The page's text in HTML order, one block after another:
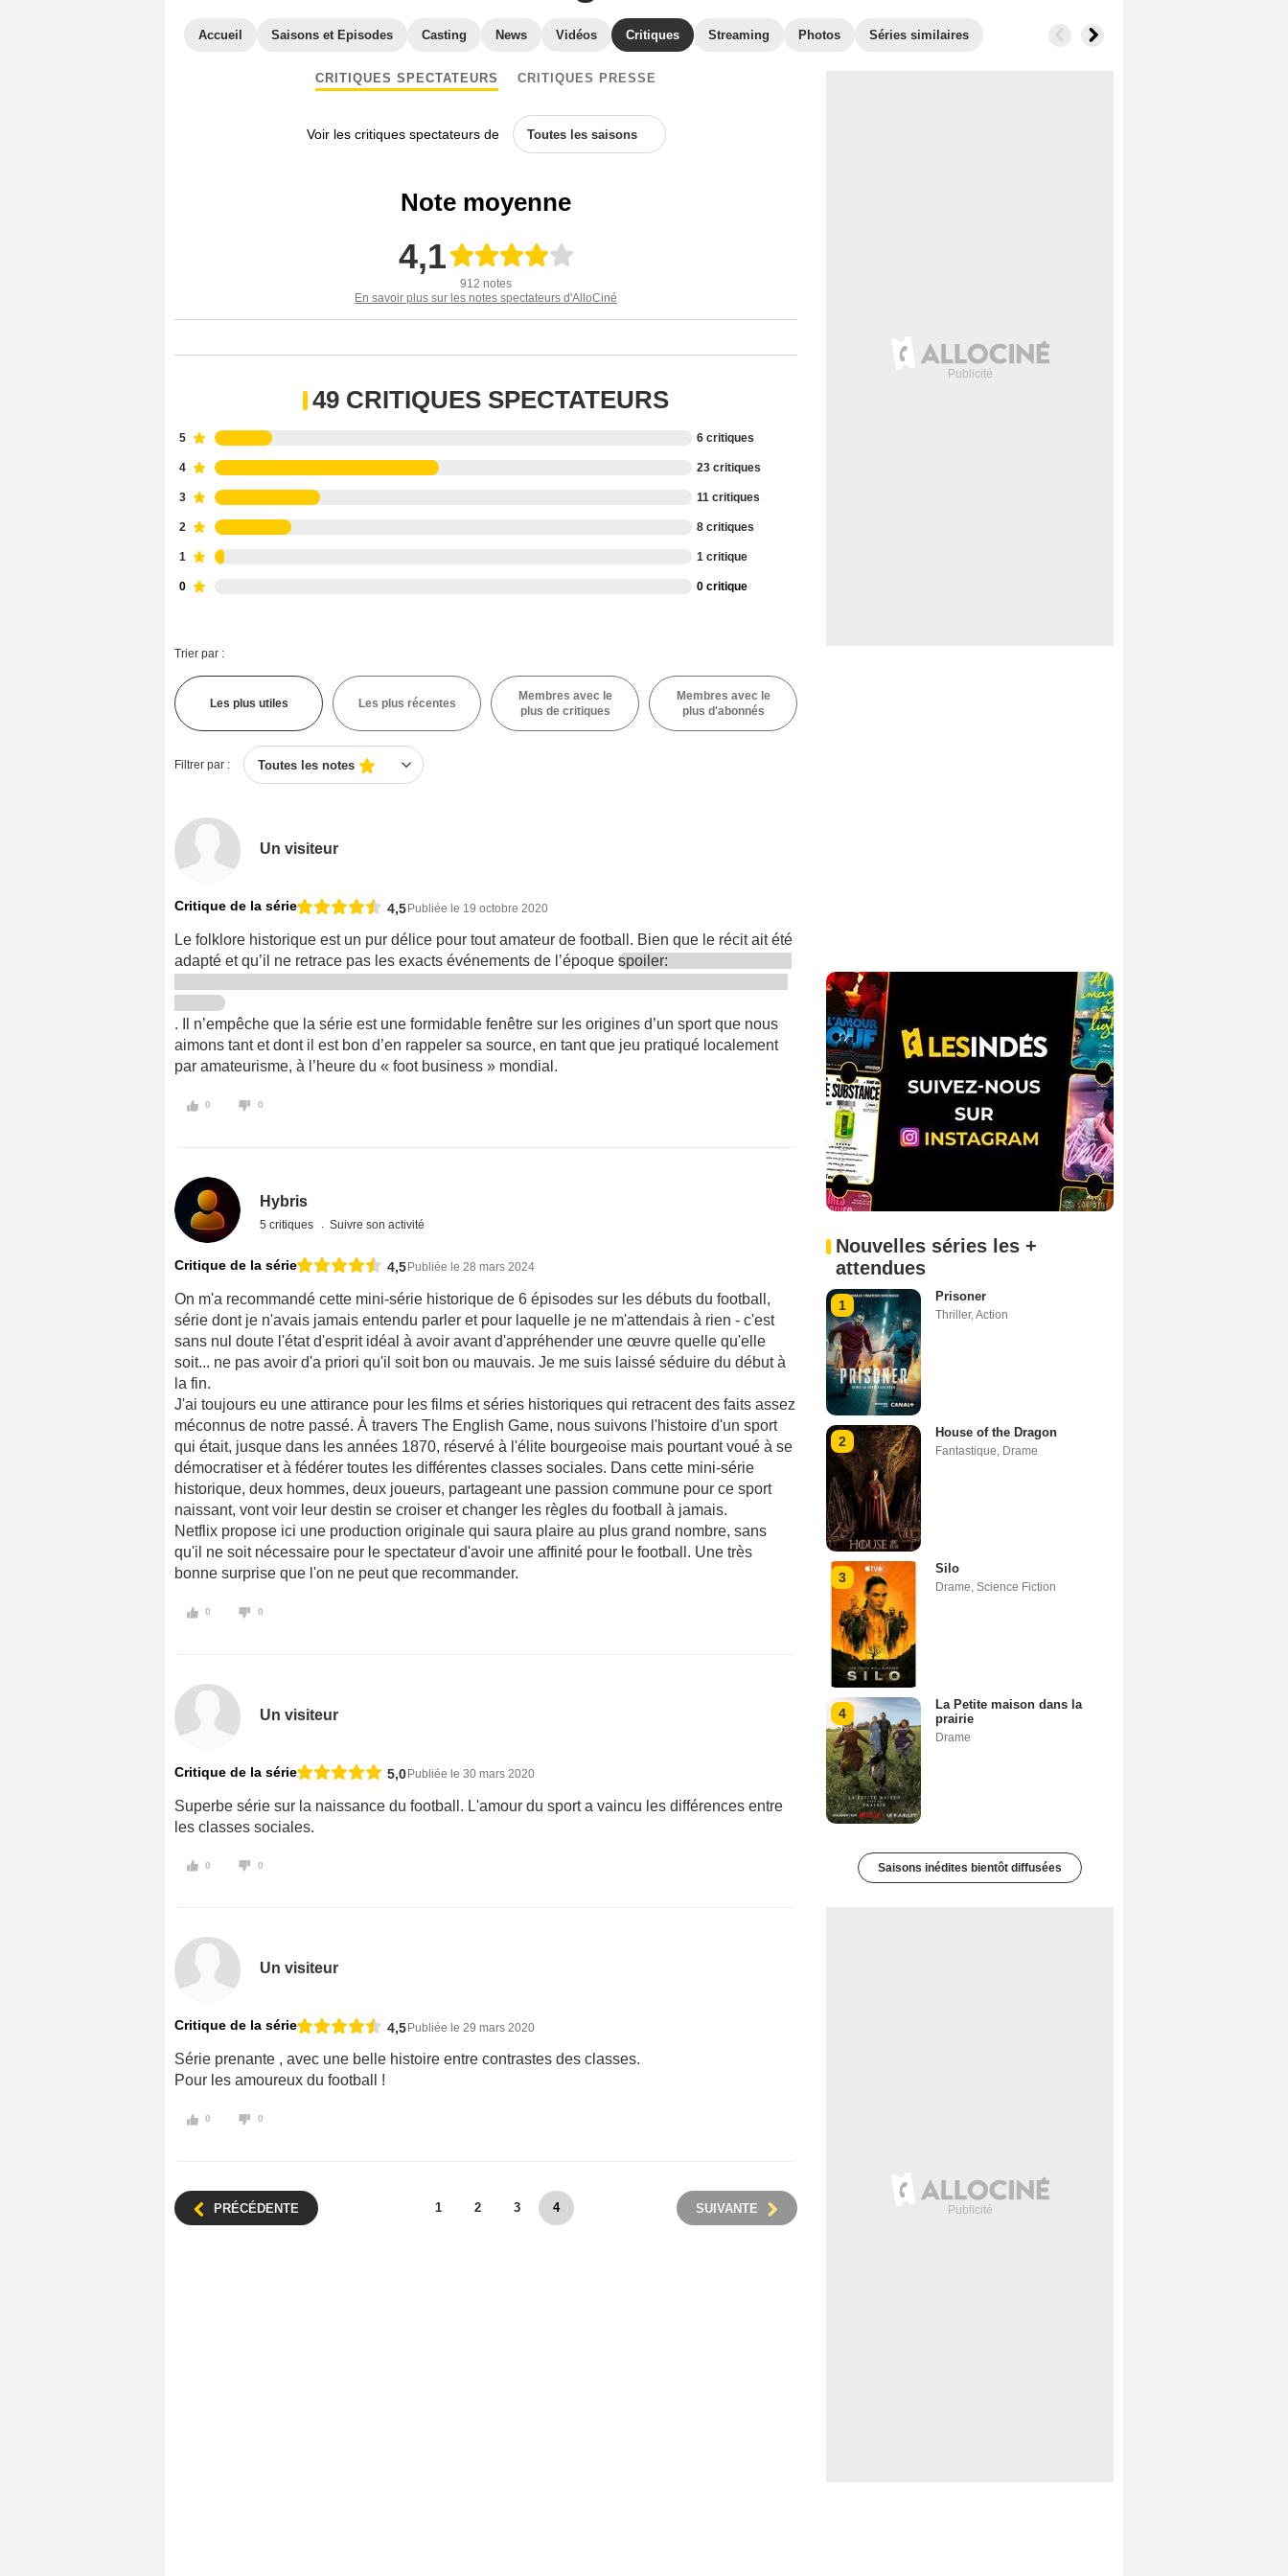
Accueil Saisons et Episodes Casting News Vidéos Critiques Streaming Photos Séries similaires
CRITIQUES SPECTATEURS CRITIQUES PRESSE
Voir les critiques spectateurs de Toutes les saisons
Note moyenne
4,1
912 notes
En savoir plus sur les notes spectateurs d'AlloCiné
49 CRITIQUES SPECTATEURS
5 6 critiques
4 23 critiques
3 11 critiques
2 8 critiques
1 1 critique
0 0 critique
Trier par :
Les plus utiles Les plus récentes
Membres avec le
plus de critiques
Membres avec le
plus d'abonnés
Filtrer par : Toutes les notes
Un visiteur
Critique de la série 4,5Publiée le 19 octobre 2020
Le folklore historique est un pur délice pour tout amateur de football. Bien que le récit ait été
adapté et qu’il ne retrace pas les exacts événements de l’époque spoiler:
. Il n’empêche que la série est une formidable fenêtre sur les origines d’un sport que nous
aimons tant et dont il est bon d’en rappeler sa source, en tant que jeu pratiqué localement
par amateurisme, à l’heure du « foot business » mondial.
0 0
Hybris
5 critiques Suivre son activité
Critique de la série 4,5 Publiée le 28 mars 2024
On m'a recommandé cette mini-série historique de 6 épisodes sur les débuts du football,
série dont je n'avais jamais entendu parler et pour laquelle je ne m'attendais à rien - c'est
sans nul doute l'état d'esprit idéal à avoir avant d'appréhender une œuvre quelle qu'elle
soit... ne pas avoir d'a priori qu'il soit bon ou mauvais. Je me suis laissé séduire du début à
la fin.
J'ai toujours eu une attirance pour les films et séries historiques qui retracent des faits assez
méconnus de notre passé. À travers The English Game, nous suivons l'histoire d'un sport
qui était, jusque dans les années 1870, réservé à l'élite bourgeoise mais pourtant voué à se
démocratiser et à fédérer toutes les différentes classes sociales. Dans cette mini-série
historique, deux hommes, deux joueurs, partageant une passion commune pour ce sport
naissant, vont voir leur destin se croiser et changer les règles du football à jamais.
Netflix propose ici une production originale qui saura plaire au plus grand nombre, sans
qu'il ne soit nécessaire pour le spectateur d'avoir une affinité pour le football. Une très
bonne surprise que l'on ne peut que recommander.
0 0
Un visiteur
Critique de la série 5,0 Publiée le 30 mars 2020
Superbe série sur la naissance du football. L'amour du sport a vaincu les différences entre
les classes sociales.
0 0
Un visiteur
Critique de la série 4,5 Publiée le 29 mars 2020
Série prenante , avec une belle histoire entre contrastes des classes.
Pour les amoureux du football !
0 0
PRÉCÉDENTE SUIVANTE
1 2 3 4
Nouvelles séries les +
attendues
1
Prisoner
Thriller,Action
2
House of the Dragon
Fantastique, Drame
3
Silo
Drame, Science Fiction
4
La Petite maison dans la
prairie
Drame
Saisons inédites bientôt diffusées